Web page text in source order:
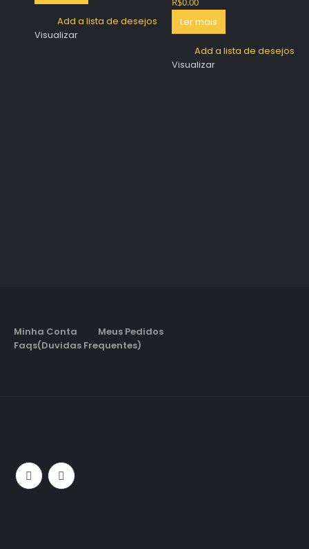
Add a lista de desejos
Visualizar
0out of 5
Ler mais
Add a lista de desejos
Visualizar
Minha Conta
Meus Pedidos
Faqs(Duvidas Frequentes)